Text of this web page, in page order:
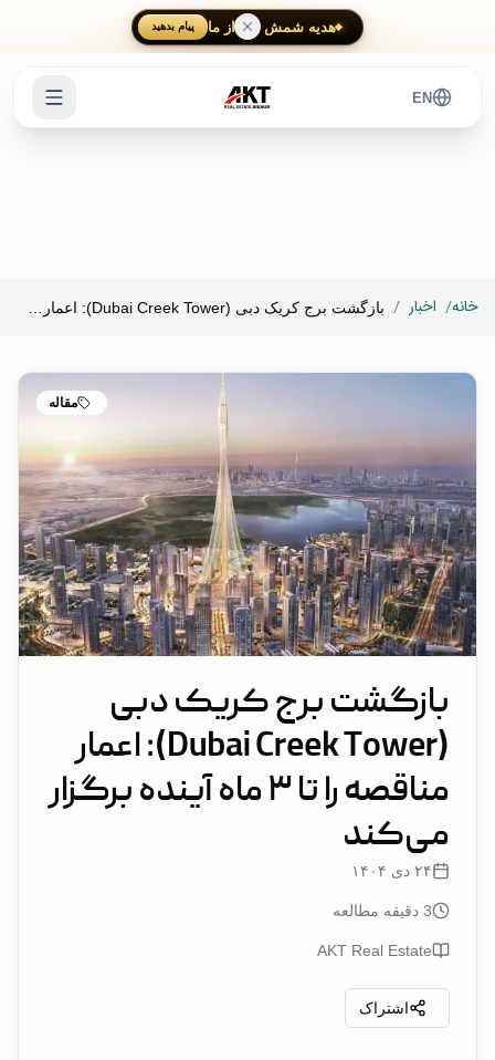
Skip to main contentهدیه شمش طلا از ما پیام بدهید
EN
خانه/ اخبار /
مقاله
بازگشت برج کریک دبی
(Dubai Creek Tower): اعمار
مناقصه را تا ۳ ماه آینده برگزار
می‌کند
۲۴ دی ۱۴۰۴
3 دقیقه مطالعه
AKT Real Estate
اشتراک